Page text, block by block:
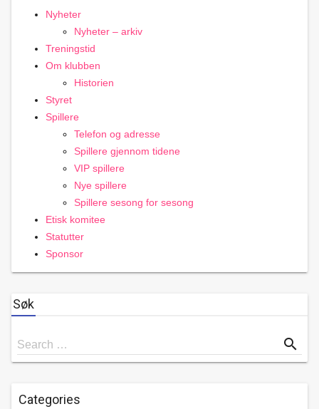
Nyheter
Nyheter – arkiv
Treningstid
Om klubben
Historien
Styret
Spillere
Telefon og adresse
Spillere gjennom tidene
VIP spillere
Nye spillere
Spillere sesong for sesong
Etisk komitee
Statutter
Sponsor
Søk
Search
for
Search … search
Categories